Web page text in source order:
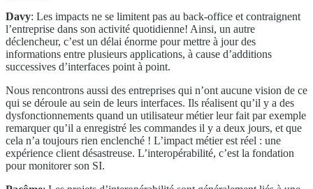
Davy: Les impacts ne se limitent pas au back-office et contraignent
l’entreprise dans son activité quotidienne! Ainsi, un autre
déclencheur, c’est un délai énorme pour mettre à jour des
informations entre plusieurs applications, à cause d’additions
successives d’interfaces point à point.
Nous rencontrons aussi des entreprises qui n’ont aucune vision de ce
qui se déroule au sein de leurs interfaces. Ils réalisent qu’il y a des
dysfonctionnements quand un utilisateur métier leur fait par exemple
remarquer qu’il a enregistré les commandes il y a deux jours, et que
cela n’a toujours rien enclenché ! L’impact métier est réel : une
expérience client désastreuse. L’interopérabilité, c’est la fondation
pour monitorer son SI.